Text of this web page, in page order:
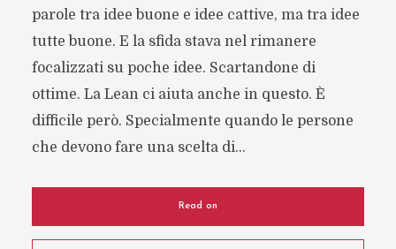
parole tra idee buone e idee cattive, ma tra idee
tutte buone. E la sfida stava nel rimanere
focalizzati su poche idee. Scartandone di
ottime. La Lean ci aiuta anche in questo. È
difficile però. Specialmente quando le persone
che devono fare una scelta di...
Read on